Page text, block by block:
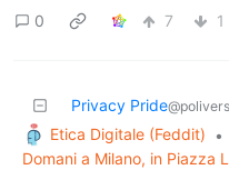
0 7 1
Privacy Pride
Etica Digitale (Feddit)
•
Domani a Milano, in Piazza